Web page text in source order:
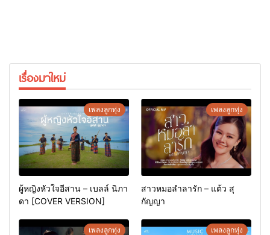
เรื่องมาใหม่
เพลงลูกทุ่ง
ผู้หญิงหัวใจอีสาน – เบลล์ นิภา
ดา [COVER VERSION]
เพลงลูกทุ่ง
สาวหมอลำลารัก – แต้ว สุ
กัญญา
เพลงลูกทุ่ง เพลงลูกทุ่ง